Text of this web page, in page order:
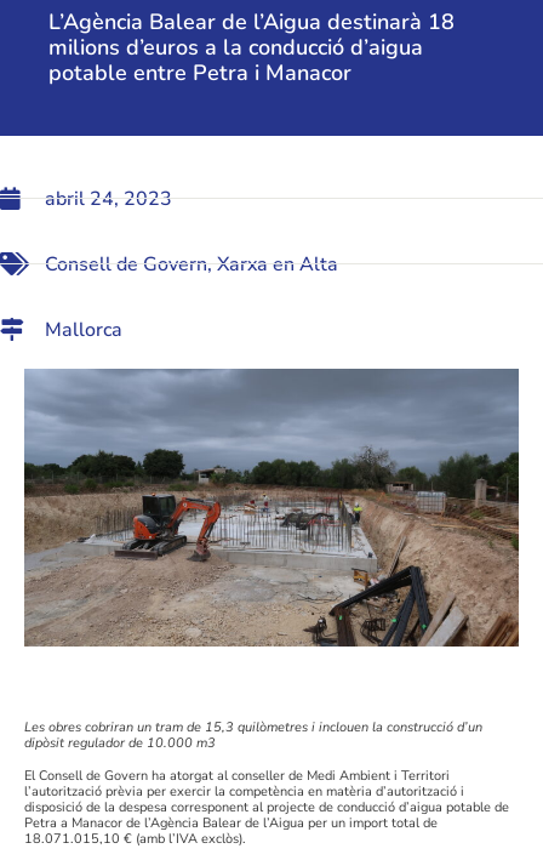
L’Agència Balear de l’Aigua destinarà 18
milions d’euros a la conducció d’aigua
potable entre Petra i Manacor
abril 24, 2023
Consell de Govern,Xarxa en Alta
Mallorca
Les obres cobriran un tram de 15,3 quilòmetres i inclouen la construcció d’un
dipòsit regulador de 10.000 m3
El Consell de Govern ha atorgat al conseller de Medi Ambient i Territori
l’autorització prèvia per exercir la competència en matèria d’autorització i
disposició de la despesa corresponent al projecte de conducció d’aigua potable de
Petra a Manacor de l’Agència Balear de l’Aigua per un import total de
18.071.015,10 € (amb l’IVA exclòs).